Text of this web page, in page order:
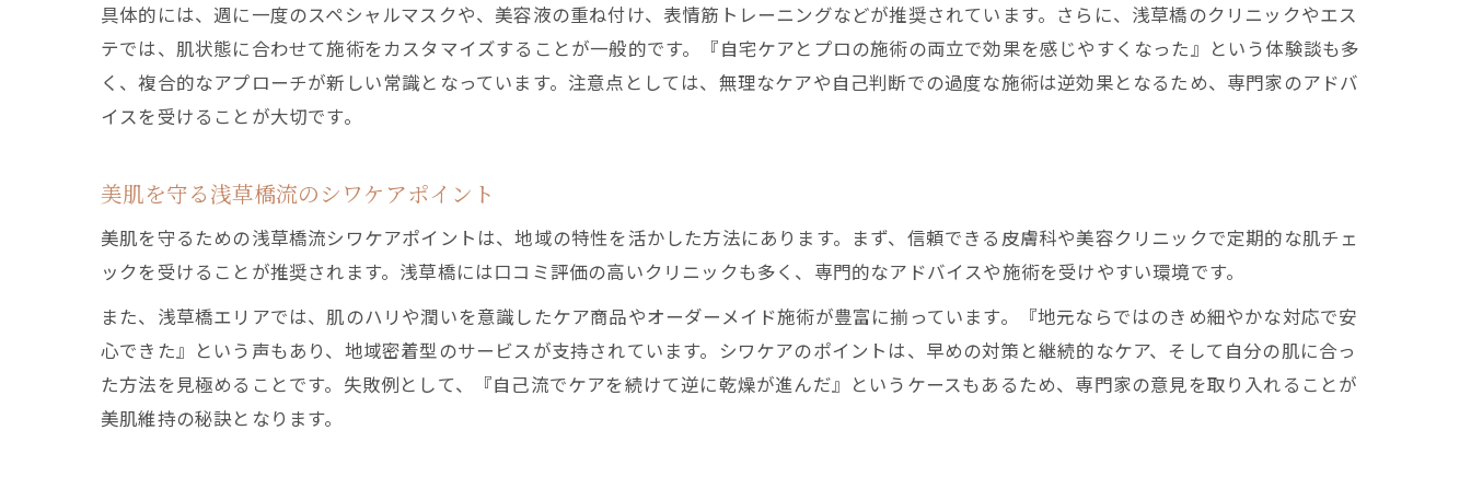
シワと美肌を両立する皮膚科サポート活用術
具体的には、週に一度のスペシャルマスクや、美容液の重ね付け、表情筋トレーニングなどが推奨されています。さらに、浅草橋のクリニックやエス
テでは、肌状態に合わせて施術をカスタマイズすることが一般的です。『自宅ケアとプロの施術の両立で効果を感じやすくなった』という体験談も多
く、複合的なアプローチが新しい常識となっています。注意点としては、無理なケアや自己判断での過度な施術は逆効果となるため、専門家のアドバ
イスを受けることが大切です。
美肌を守る浅草橋流のシワケアポイント
美肌を守るための浅草橋流シワケアポイントは、地域の特性を活かした方法にあります。まず、信頼できる皮膚科や美容クリニックで定期的な肌チェ
ックを受けることが推奨されます。浅草橋には口コミ評価の高いクリニックも多く、専門的なアドバイスや施術を受けやすい環境です。
また、浅草橋エリアでは、肌のハリや潤いを意識したケア商品やオーダーメイド施術が豊富に揃っています。『地元ならではのきめ細やかな対応で安
心できた』という声もあり、地域密着型のサービスが支持されています。シワケアのポイントは、早めの対策と継続的なケア、そして自分の肌に合っ
た方法を見極めることです。失敗例として、『自己流でケアを続けて逆に乾燥が進んだ』というケースもあるため、専門家の意見を取り入れることが
美肌維持の秘訣となります。